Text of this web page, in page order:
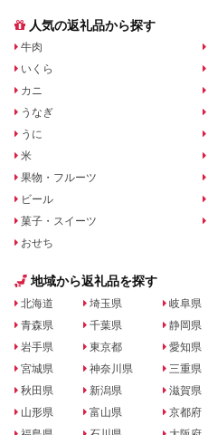
人気の返礼品から探す
牛肉
いくら
カニ
うなぎ
うに
米
果物・フルーツ
ビール
菓子・スイーツ
おせち
地域から返礼品を探す
北海道
青森県
岩手県
宮城県
秋田県
山形県
埼玉県
千葉県
東京都
神奈川県
新潟県
富山県
岐阜県
静岡県
愛知県
三重県
滋賀県
京都府